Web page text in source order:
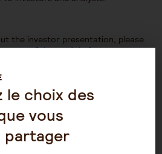
the investor presentation, please
2024
le choix des
vous
partager